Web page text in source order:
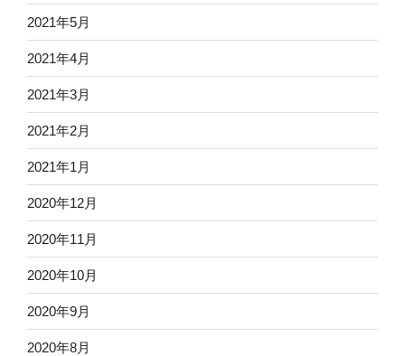
2021年5月
2021年4月
2021年3月
2021年2月
2021年1月
2020年12月
2020年11月
2020年10月
2020年9月
2020年8月